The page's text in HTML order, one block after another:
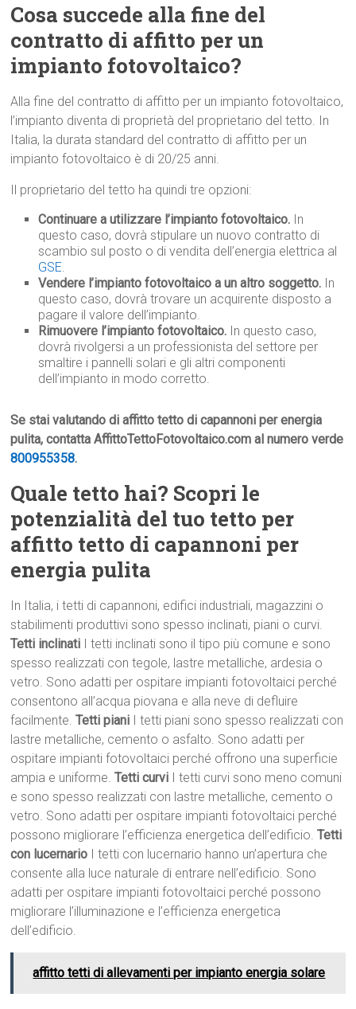
Cosa succede alla fine del
contratto di affitto per un
impianto fotovoltaico?
Alla fine del contratto di affitto per un impianto fotovoltaico,
l’impianto diventa di proprietà del proprietario del tetto. In
Italia, la durata standard del contratto di affitto per un
impianto fotovoltaico è di 20/25 anni.
Il proprietario del tetto ha quindi tre opzioni:
Continuare a utilizzare l’impianto fotovoltaico. In
questo caso, dovrà stipulare un nuovo contratto di
scambio sul posto o di vendita dell’energia elettrica al
GSE.
Vendere l’impianto fotovoltaico a un altro soggetto. In
questo caso, dovrà trovare un acquirente disposto a
pagare il valore dell’impianto.
Rimuovere l’impianto fotovoltaico. In questo caso,
dovrà rivolgersi a un professionista del settore per
smaltire i pannelli solari e gli altri componenti
dell’impianto in modo corretto.
Se stai valutando di affitto tetto di capannoni per energia
pulita, contatta AffittoTettoFotovoltaico.com al numero verde
800955358.
Quale tetto hai? Scopri le
potenzialità del tuo tetto per
affitto tetto di capannoni per
energia pulita
In Italia, i tetti di capannoni, edifici industriali, magazzini o
stabilimenti produttivi sono spesso inclinati, piani o curvi.
Tetti inclinati I tetti inclinati sono il tipo più comune e sono
spesso realizzati con tegole, lastre metalliche, ardesia o
vetro. Sono adatti per ospitare impianti fotovoltaici perché
consentono all’acqua piovana e alla neve di defluire
facilmente.Tetti piani I tetti piani sono spesso realizzati con
lastre metalliche, cemento o asfalto. Sono adatti per
ospitare impianti fotovoltaici perché offrono una superficie
ampia e uniforme.Tetti curvi I tetti curvi sono meno comuni
e sono spesso realizzati con lastre metalliche, cemento o
vetro. Sono adatti per ospitare impianti fotovoltaici perché
possono migliorare l’efficienza energetica dell’edificio.Tetti
con lucernario I tetti con lucernario hanno un’apertura che
consente alla luce naturale di entrare nell’edificio. Sono
adatti per ospitare impianti fotovoltaici perché possono
migliorare l’illuminazione e l’efficienza energetica
dell’edificio.
affitto tetti di allevamenti per impianto energia solare